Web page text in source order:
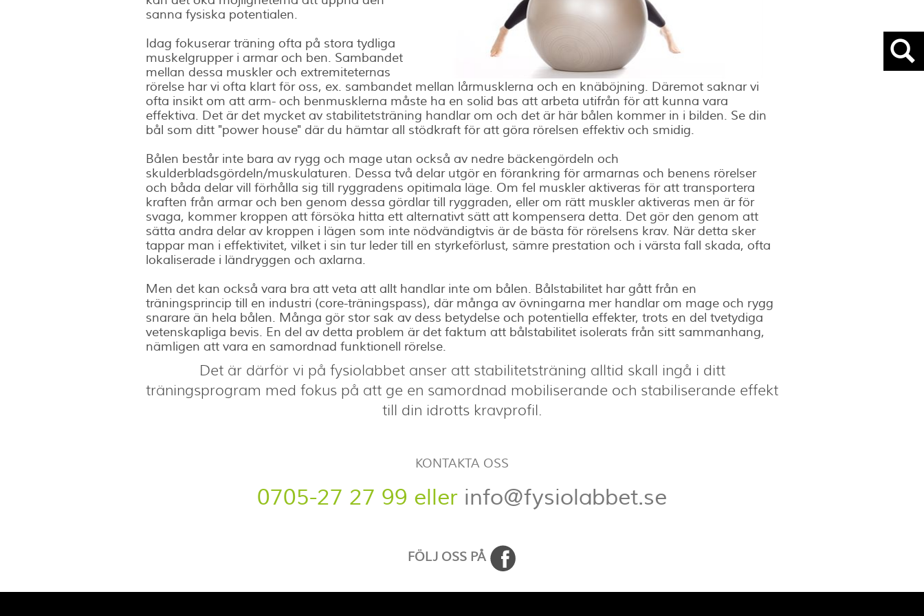
sanna fysiska potentialen.
Idag fokuserar träning ofta på stora tydliga
muskelgrupper i armar och ben. Sambandet
mellan dessa muskler och extremiteternas
rörelse har vi ofta klart för oss, ex. sambandet mellan lårmusklerna och en knäböjning. Däremot saknar vi
ofta insikt om att arm- och benmusklerna måste ha en solid bas att arbeta utifrån för att kunna vara
effektiva. Det är det mycket av stabilitetsträning handlar om och det är här bålen kommer in i bilden. Se din
bål som ditt "power house" där du hämtar all stödkraft för att göra rörelsen effektiv och smidig.
Bålen består inte bara av rygg och mage utan också av nedre bäckengördeln och
skulderbladsgördeln/muskulaturen. Dessa två delar utgör en förankring för armarnas och benens rörelser
och båda delar vill förhålla sig till ryggradens opitimala läge. Om fel muskler aktiveras för att transportera
kraften från armar och ben genom dessa gördlar till ryggraden, eller om rätt muskler aktiveras men är för
svaga, kommer kroppen att försöka hitta ett alternativt sätt att kompensera detta. Det gör den genom att
sätta andra delar av kroppen i lägen som inte nödvändigtvis är de bästa för rörelsens krav. När detta sker
tappar man i effektivitet, vilket i sin tur leder till en styrkeförlust, sämre prestation och i värsta fall skada, ofta
lokaliserade i ländryggen och axlarna.
Men det kan också vara bra att veta att allt handlar inte om bålen. Bålstabilitet har gått från en
träningsprincip till en industri (core-träningspass), där många av övningarna mer handlar om mage och rygg
snarare än hela bålen. Många gör stor sak av dess betydelse och potentiella effekter, trots en del tvetydiga
vetenskapliga bevis. En del av detta problem är det faktum att bålstabilitet isolerats från sitt sammanhang,
nämligen att vara en samordnad funktionell rörelse.
Det är därför vi på fysiolabbet anser att stabilitetsträning alltid skall ingå i ditt
träningsprogram med fokus på att ge en samordnad mobiliserande och stabiliserande effekt
till din idrotts kravprofil.
KONTAKTA OSS
0705-27 27 99 eller info@fysiolabbet.se
FÖLJ OSS PÅ